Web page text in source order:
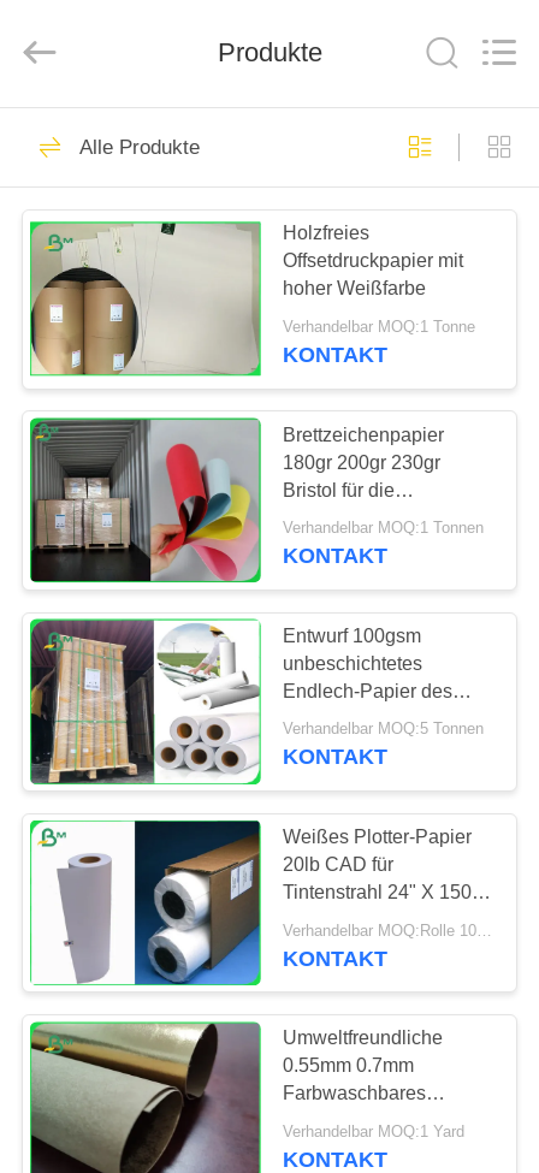
HAUS
PRODUKTE
ÜBER
UNS
FABRIK-
AUSFLUG
QUALITÄTSKONTROLLE
TRETEN
SIE
MIT
UNS
VERBINDUNG
NACHRICHTEN
FÄLLE
SITEMAP
PRIVACY
POLICY
LTD..
weißes Kraftpapier
760
braune
Kraftpapierrolle
702
Kraftlinerbrett
PETgestrichenes
papier
409
Produkte
Alle Produkte
Holzfreies
Offsetdruckpapier mit
hoher Weißfarbe
Verhandelbar MOQ:1 Tonne
KONTAKT
Brettzeichenpapier
180gr 200gr 230gr
Bristol für die
Herstellung von Fliegern
abbaubar
Verhandelbar MOQ:1 Tonnen
KONTAKT
Entwurf 100gsm
unbeschichtetes
Endlech-Papier des
CAD-Plotter-Papier-
70gsm
Verhandelbar MOQ:5 Tonnen
KONTAKT
Weißes Plotter-Papier
20lb CAD für
Tintenstrahl 24" X 150' 4
Rolls pro Karton
KONTAKT
Umweltfreundliche
0.55mm 0.7mm
Farbwaschbares
Kraftpapier für
Geldbörsen-Riss-
Verhandelbar MOQ:1 Yard
KONTAKT